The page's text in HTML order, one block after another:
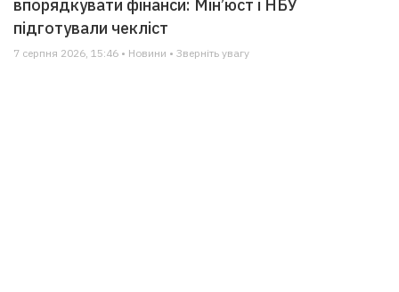
впорядкувати фінанси: Мін’юст і НБУ
підготували чекліст
7 серпня 2026, 15:46 • Новини • Зверніть увагу